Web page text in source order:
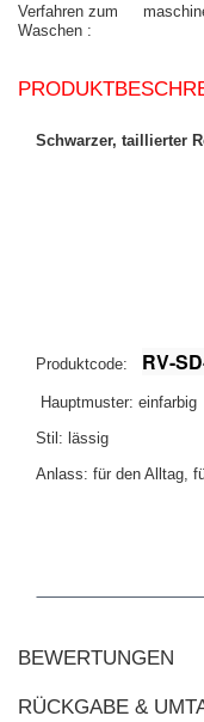
Verfahren zum
Waschen
Schwarzer, taillierter
Produktcode: RV-
Hauptmuster: einfarbig
Stil: lässig
Anlass: für den Alltag,
BEWERTUNGEN
RÜCKGABE &